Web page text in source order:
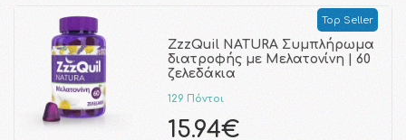
Top Seller
ZzzQuil NATURA Συμπλήρωμα
διατροφής με Μελατονίνη | 60
ζελεδάκια
129 Πόντοι
15.94€